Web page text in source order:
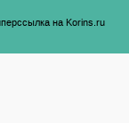
на Korins.ru